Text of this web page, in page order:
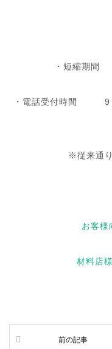
・短縮期間
・電話受付時間 9：
※従来通
お客様
材料店
前の記事